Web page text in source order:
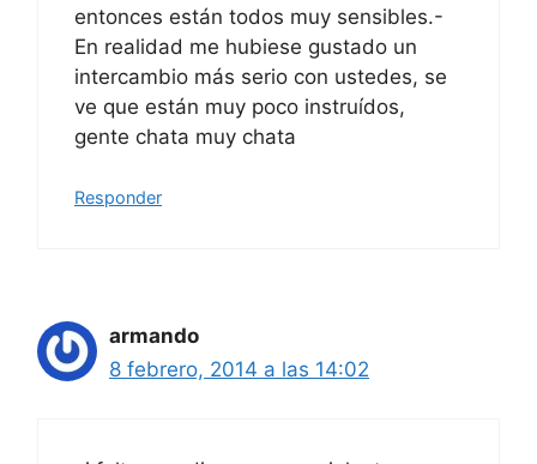
entonces están todos muy sensibles.-
En realidad me hubiese gustado un
intercambio más serio con ustedes, se
ve que están muy poco instruídos,
gente chata muy chata
Responder
armando
8 febrero, 2014 a las 14:02